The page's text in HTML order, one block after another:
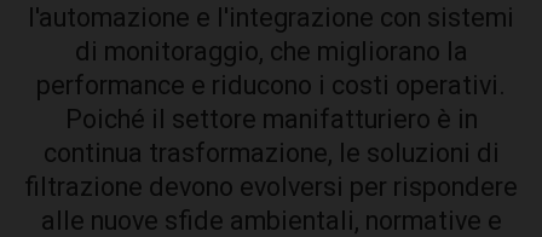
l'automazione e l'integrazione con sistemi
di monitoraggio, che migliorano la
performance e riducono i costi operativi.
Poiché il settore manifatturiero è in
continua trasformazione, le soluzioni di
filtrazione devono evolversi per rispondere
alle nuove sfide ambientali, normative e